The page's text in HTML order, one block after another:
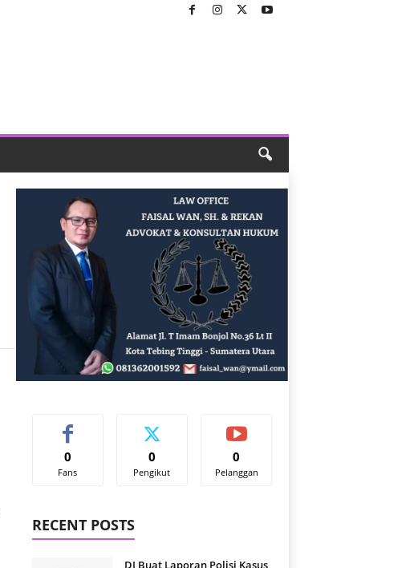
0
Fans
0
Pengikut
0
Pelanggan
RECENT POSTS
DI Buat Laporan Polisi Kasus